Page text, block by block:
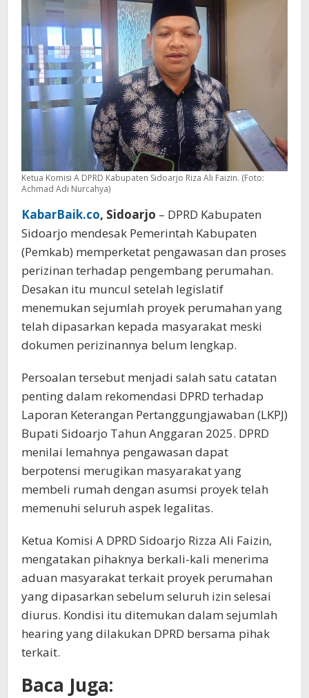
Ketua Komisi A DPRD Kabupaten Sidoarjo Riza Ali Faizin. (Foto:
Achmad Adi Nurcahya)
KabarBaik.co, Sidoarjo – DPRD Kabupaten
Sidoarjo mendesak Pemerintah Kabupaten
(Pemkab) memperketat pengawasan dan proses
perizinan terhadap pengembang perumahan.
Desakan itu muncul setelah legislatif
menemukan sejumlah proyek perumahan yang
telah dipasarkan kepada masyarakat meski
dokumen perizinannya belum lengkap.
Persoalan tersebut menjadi salah satu catatan
penting dalam rekomendasi DPRD terhadap
Laporan Keterangan Pertanggungjawaban (LKPJ)
Bupati Sidoarjo Tahun Anggaran 2025. DPRD
menilai lemahnya pengawasan dapat
berpotensi merugikan masyarakat yang
membeli rumah dengan asumsi proyek telah
memenuhi seluruh aspek legalitas.
Ketua Komisi A DPRD Sidoarjo Rizza Ali Faizin,
mengatakan pihaknya berkali-kali menerima
aduan masyarakat terkait proyek perumahan
yang dipasarkan sebelum seluruh izin selesai
diurus. Kondisi itu ditemukan dalam sejumlah
hearing yang dilakukan DPRD bersama pihak
terkait.
Baca Juga: